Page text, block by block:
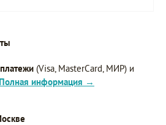
(Visa, MasterCard, МИР) и
Полная информация →